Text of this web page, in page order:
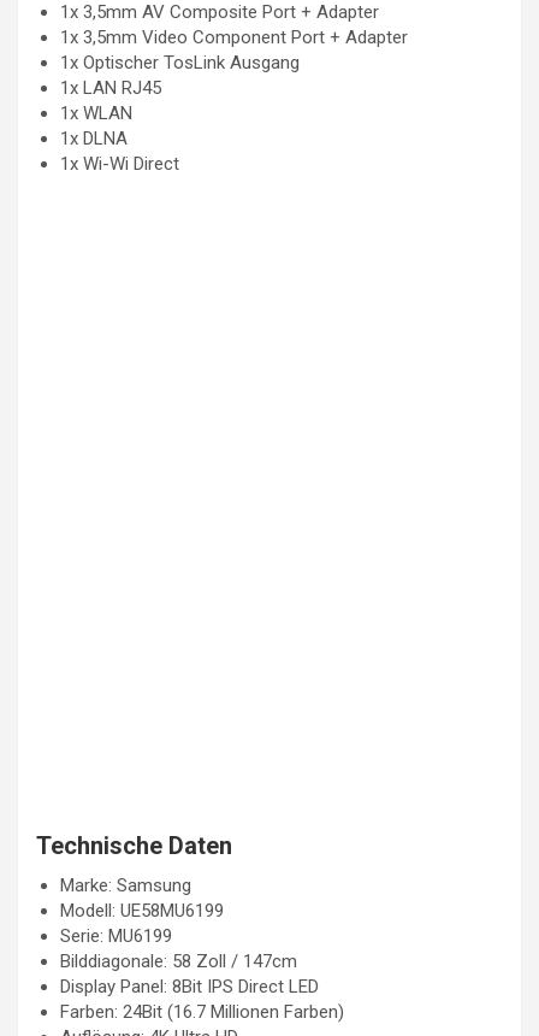
1x 3,5mm AV Composite Port + Adapter
1x 3,5mm Video Component Port + Adapter
1x Optischer TosLink Ausgang
1x LAN RJ45
1x WLAN
1x DLNA
1x Wi-Wi Direct
Technische Daten
Marke: Samsung
Modell: UE58MU6199
Serie: MU6199
Bilddiagonale: 58 Zoll / 147cm
Display Panel: 8Bit IPS Direct LED
Farben: 24Bit (16.7 Millionen Farben)